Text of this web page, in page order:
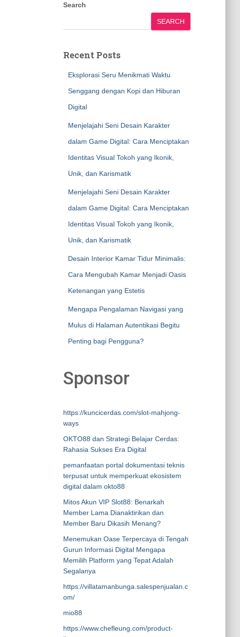
Search
SEARCH
Recent Posts
Eksplorasi Seru Menikmati Waktu
Senggang dengan Kopi dan Hiburan
Digital
Menjelajahi Seni Desain Karakter
dalam Game Digital: Cara Menciptakan
Identitas Visual Tokoh yang Ikonik,
Unik, dan Karismatik
Menjelajahi Seni Desain Karakter
dalam Game Digital: Cara Menciptakan
Identitas Visual Tokoh yang Ikonik,
Unik, dan Karismatik
Desain Interior Kamar Tidur Minimalis:
Cara Mengubah Kamar Menjadi Oasis
Ketenangan yang Estetis
Mengapa Pengalaman Navigasi yang
Mulus di Halaman Autentikasi Begitu
Penting bagi Pengguna?
Sponsor
https://kuncicerdas.com/slot-mahjong-
ways
OKTO88 dan Strategi Belajar Cerdas:
Rahasia Sukses Era Digital
pemanfaatan portal dokumentasi teknis
terpusat untuk memperkuat ekosistem
digital dalam okto88
Mitos Akun VIP Slot88: Benarkah
Member Lama Dianaktirikan dan
Member Baru Dikasih Menang?
Menemukan Oase Terpercaya di Tengah
Gurun Informasi Digital Mengapa
Memilih Platform yang Tepat Adalah
Segalanya
https://villatamanbunga.salespenjualan.c
om/
mio88
https://www.chefleung.com/product-